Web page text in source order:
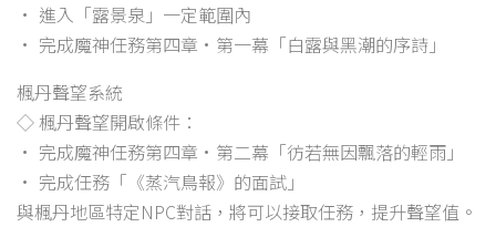
• 進入「露景泉」一定範圍內
• 完成魔神任務第四章·第一幕「白露與黑潮的序詩」
楓丹聲望系統
◇ 楓丹聲望開啟條件：
• 完成魔神任務第四章·第二幕「彷若無因飄落的輕雨」
• 完成任務「《蒸汽鳥報》的面試」
與楓丹地區特定NPC對話，將可以接取任務，提升聲望值。